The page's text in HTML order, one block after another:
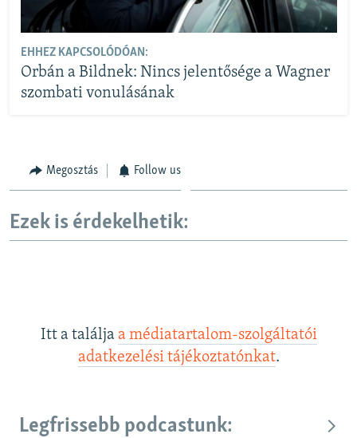
EHHEZ KAPCSOLÓDÓAN:
Orbán a Bildnek: Nincs jelentősége a Wagner
szombati vonulásának
Megosztás Follow us
Ezek is érdekelhetik:
Itt a találja a médiatartalom-szolgáltatói
adatkezelési tájékoztatónkat.
Legfrissebb podcastunk: